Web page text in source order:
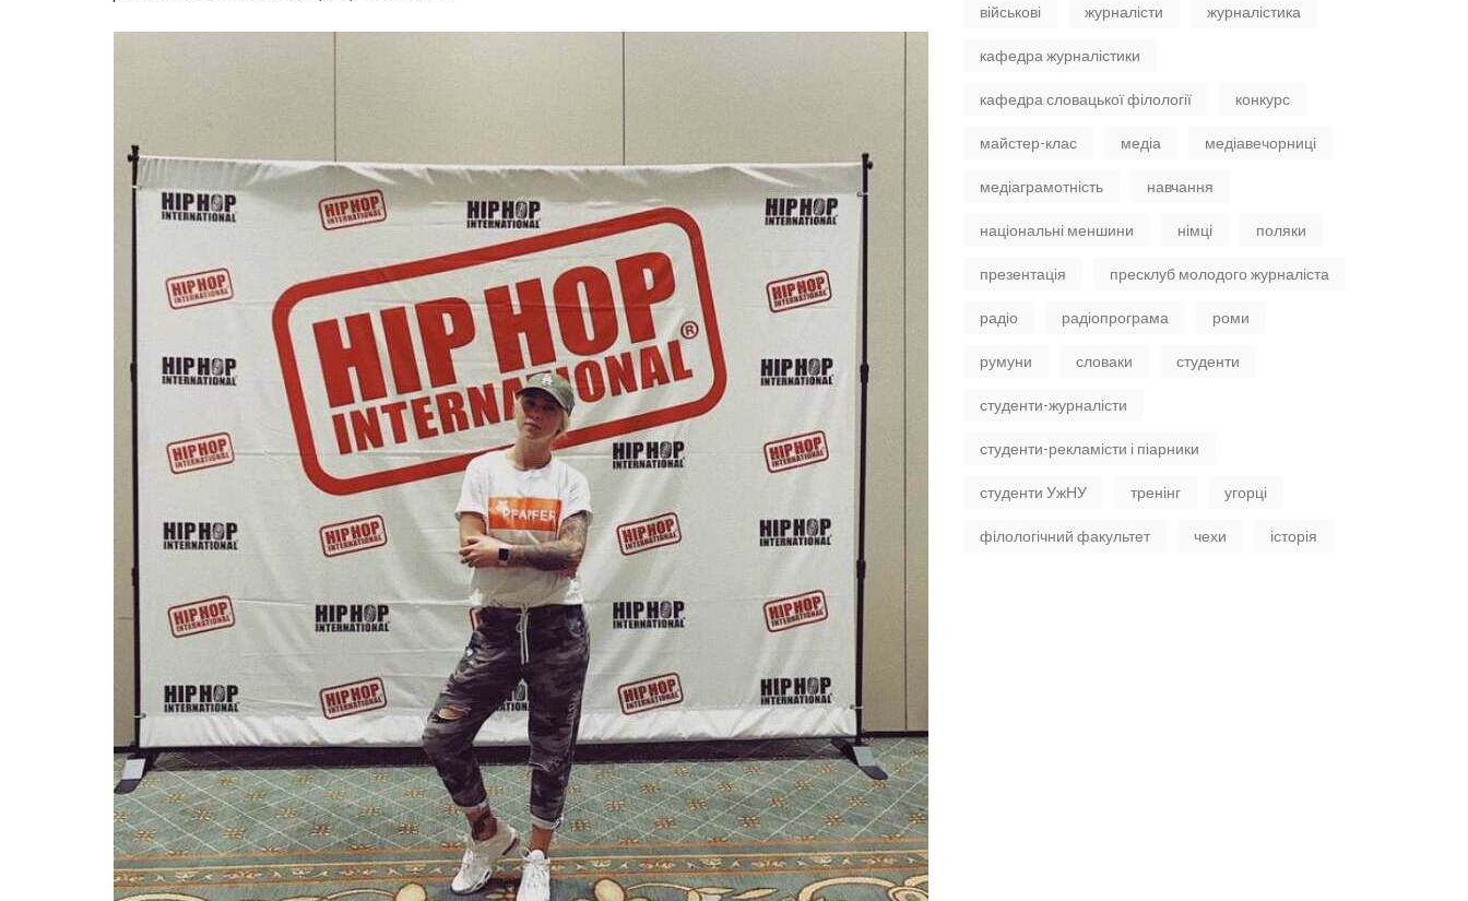
військові журналісти журналістика
кафедра журналістики
кафедра словацької філології конкурс
майстер-клас медіа медіавечорниці
медіаграмотність навчання
національні меншини німці поляки
презентація пресклуб молодого журналіста
радіо радіопрограма роми
румуни словаки студенти
студенти-журналісти
студенти-рекламісти і піарники
студенти УжНУ тренінг угорці
філологічний факультет чехи історія